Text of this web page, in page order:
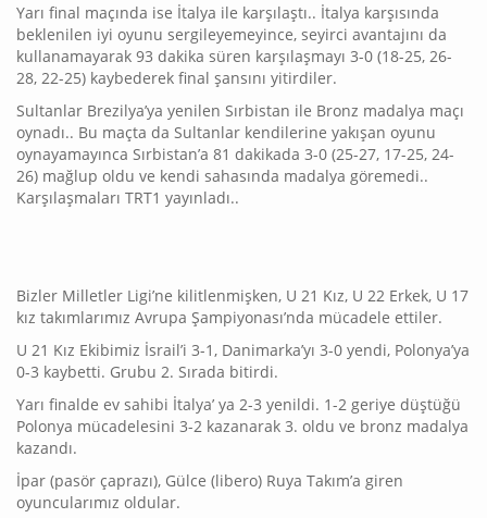
Yarı final maçında ise İtalya ile karşılaştı.. İtalya karşısında
beklenilen iyi oyunu sergileyemeyince, seyirci avantajını da
kullanamayarak 93 dakika süren karşılaşmayı 3-0 (18-25, 26-
28, 22-25) kaybederek final şansını yitirdiler.
Sultanlar Brezilya’ya yenilen Sırbistan ile Bronz madalya maçı
oynadı.. Bu maçta da Sultanlar kendilerine yakışan oyunu
oynayamayınca Sırbistan’a 81 dakikada 3-0 (25-27, 17-25, 24-
26) mağlup oldu ve kendi sahasında madalya göremedi..
Karşılaşmaları TRT1 yayınladı..
Bizler Milletler Ligi’ne kilitlenmişken, U 21 Kız, U 22 Erkek, U 17
kız takımlarımız Avrupa Şampiyonası’nda mücadele ettiler.
U 21 Kız Ekibimiz İsrail’i 3-1, Danimarka’yı 3-0 yendi, Polonya’ya
0-3 kaybetti. Grubu 2. Sırada bitirdi.
Yarı finalde ev sahibi İtalya’ ya 2-3 yenildi. 1-2 geriye düştüğü
Polonya mücadelesini 3-2 kazanarak 3. oldu ve bronz madalya
kazandı.
İpar (pasör çaprazı), Gülce (libero) Ruya Takım’a giren
oyuncularımız oldular.